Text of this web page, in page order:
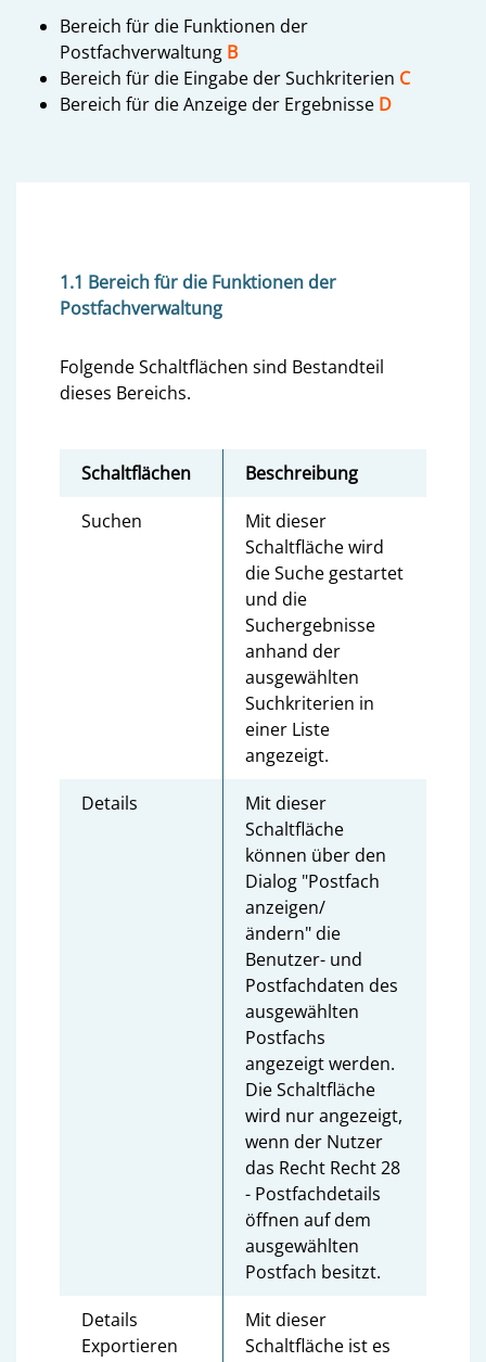
Bereich für die Funktionen der
Postfachverwaltung B
Bereich für die Eingabe der Suchkriterien C
Bereich für die Anzeige der Ergebnisse D
1.1 Bereich für die Funktionen der
Postfachverwaltung
Folgende Schaltflächen sind Bestandteil
dieses Bereichs.
Schaltflächen
Beschreibung
Suchen
Mit dieser
Schaltfläche wird
die Suche gestartet
und die
Suchergebnisse
anhand der
ausgewählten
Suchkriterien in
einer Liste
angezeigt.
Details
Mit dieser
Schaltfläche
können über den
Dialog "Postfach
anzeigen/
ändern" die
Benutzer- und
Postfachdaten des
ausgewählten
Postfachs
angezeigt werden.
Die Schaltfläche
wird nur angezeigt,
wenn der Nutzer
das Recht Recht 28
- Postfachdetails
öffnen auf dem
ausgewählten
Postfach besitzt.
Details
Exportieren
Mit dieser
Schaltfläche ist es